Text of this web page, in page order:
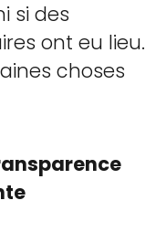
si des
ont eu lieu.
choses